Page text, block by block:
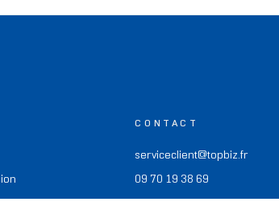
CONTACT
serviceclient@topbiz.fr
09 70 19 38 69